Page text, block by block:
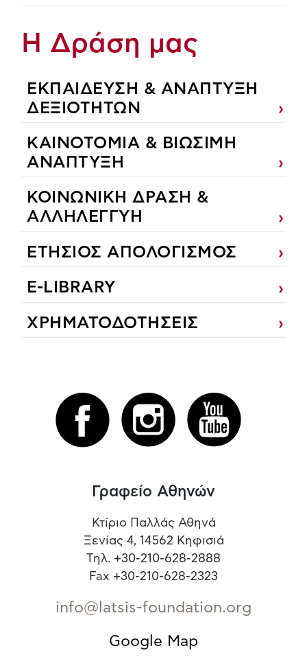
Η Δράση μας
ΕΚΠΑIΔΕΥΣΗ & ΑΝΑΠΤΥΞΗ
ΔΕΞΙΟΤΗΤΩΝ
ΚΑΙΝΟΤΟΜΙΑ & ΒΙΩΣΙΜΗ
ΑΝΑΠΤΥΞΗ
ΚΟΙΝΩΝΙΚΗ ΔΡΑΣΗ &
ΑΛΛΗΛΕΓΓΥΗ
ΕΤΗΣΙΟΣ ΑΠΟΛΟΓΙΣΜΟΣ
E-LIBRARY
ΧΡΗΜΑΤΟΔΟΤΗΣΕΙΣ
Γραφείο Αθηνών
Κτίριο Παλλάς Αθηνά
Ξενίας 4, 14562 Κηφισιά
Τηλ. +30-210-628-2888
Fax +30-210-628-2323
info@latsis-foundation.org
Google Map